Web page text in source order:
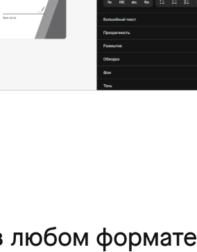
любом формате